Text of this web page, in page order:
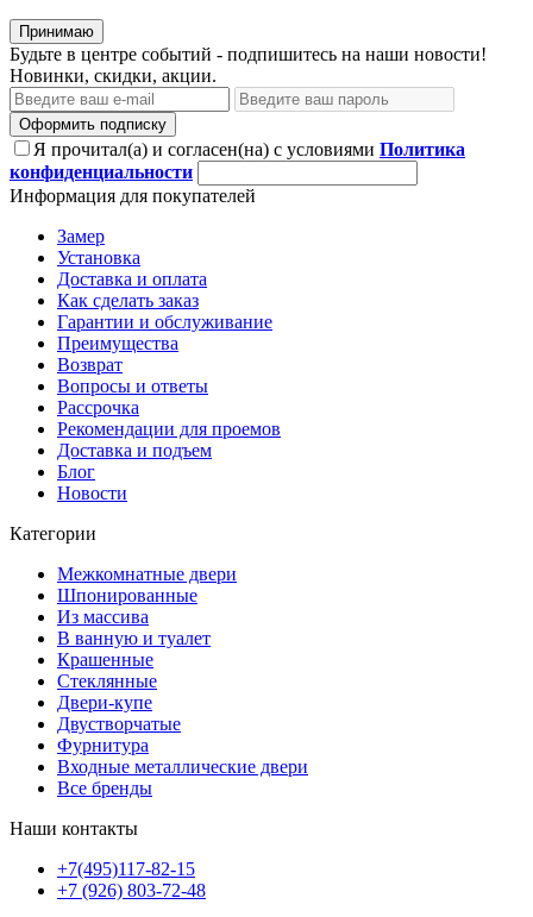
Принимаю
Будьте в центре событий - подпишитесь на наши новости!
Новинки, скидки, акции.
Оформить подписку
Я прочитал(а) и согласен(на) с условиями Политика
конфиденциальности
Информация для покупателей
Замер
Установка
Доставка и оплата
Как сделать заказ
Гарантии и обслуживание
Преимущества
Возврат
Вопросы и ответы
Рассрочка
Рекомендации для проемов
Доставка и подъем
Блог
Новости
Категории
Межкомнатные двери
Шпонированные
Из массива
В ванную и туалет
Крашенные
Стеклянные
Двери-купе
Двустворчатые
Фурнитура
Входные металлические двери
Все бренды
Наши контакты
+7(495)117-82-15
+7 (926) 803-72-48